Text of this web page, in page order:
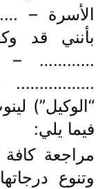
الأسرة –
بأنني قد
………… –
……………..
“الوكيل”)
فيما يلي:
مراجعة كافة
وتنوع